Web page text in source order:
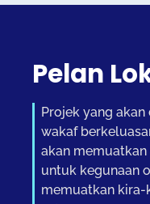
Pelan
​​Projek yang
wakaf
akan
untuk kegunaan
memuatkan kira-